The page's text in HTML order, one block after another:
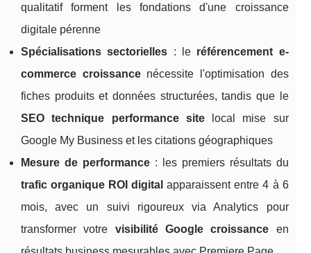
qualitatif forment les fondations d'une croissance
digitale pérenne
Spécialisations sectorielles : le référencement e-
commerce croissancenécessite l'optimisation des
fiches produits et données structurées, tandis que le
SEO technique performance sitelocal mise sur
Google My Business et les citations géographiques
Mesure de performance: les premiers résultats du
trafic organique ROI digital apparaissent entre 4 à 6
mois, avec un suivi rigoureux via Analytics pour
transformer votre visibilité Google croissance en